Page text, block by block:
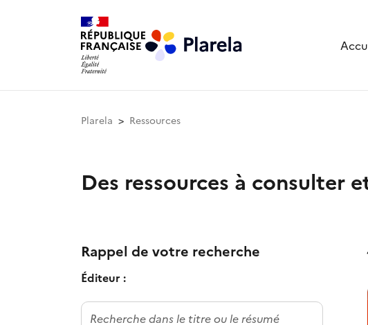
Plarela Ressources
Des ressources à consulter
Rappel de votre recherche
Éditeur :